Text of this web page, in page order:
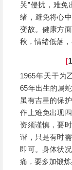
哭”侵扰，难
绪，避免将心
变故。健康方
秋，情绪低落
[
1965年天干为
65年出生的属
虽有吉星的保
作上难免出现
资须谨慎，要
谐，只是有时
即可。身体状
痛，要多加锻